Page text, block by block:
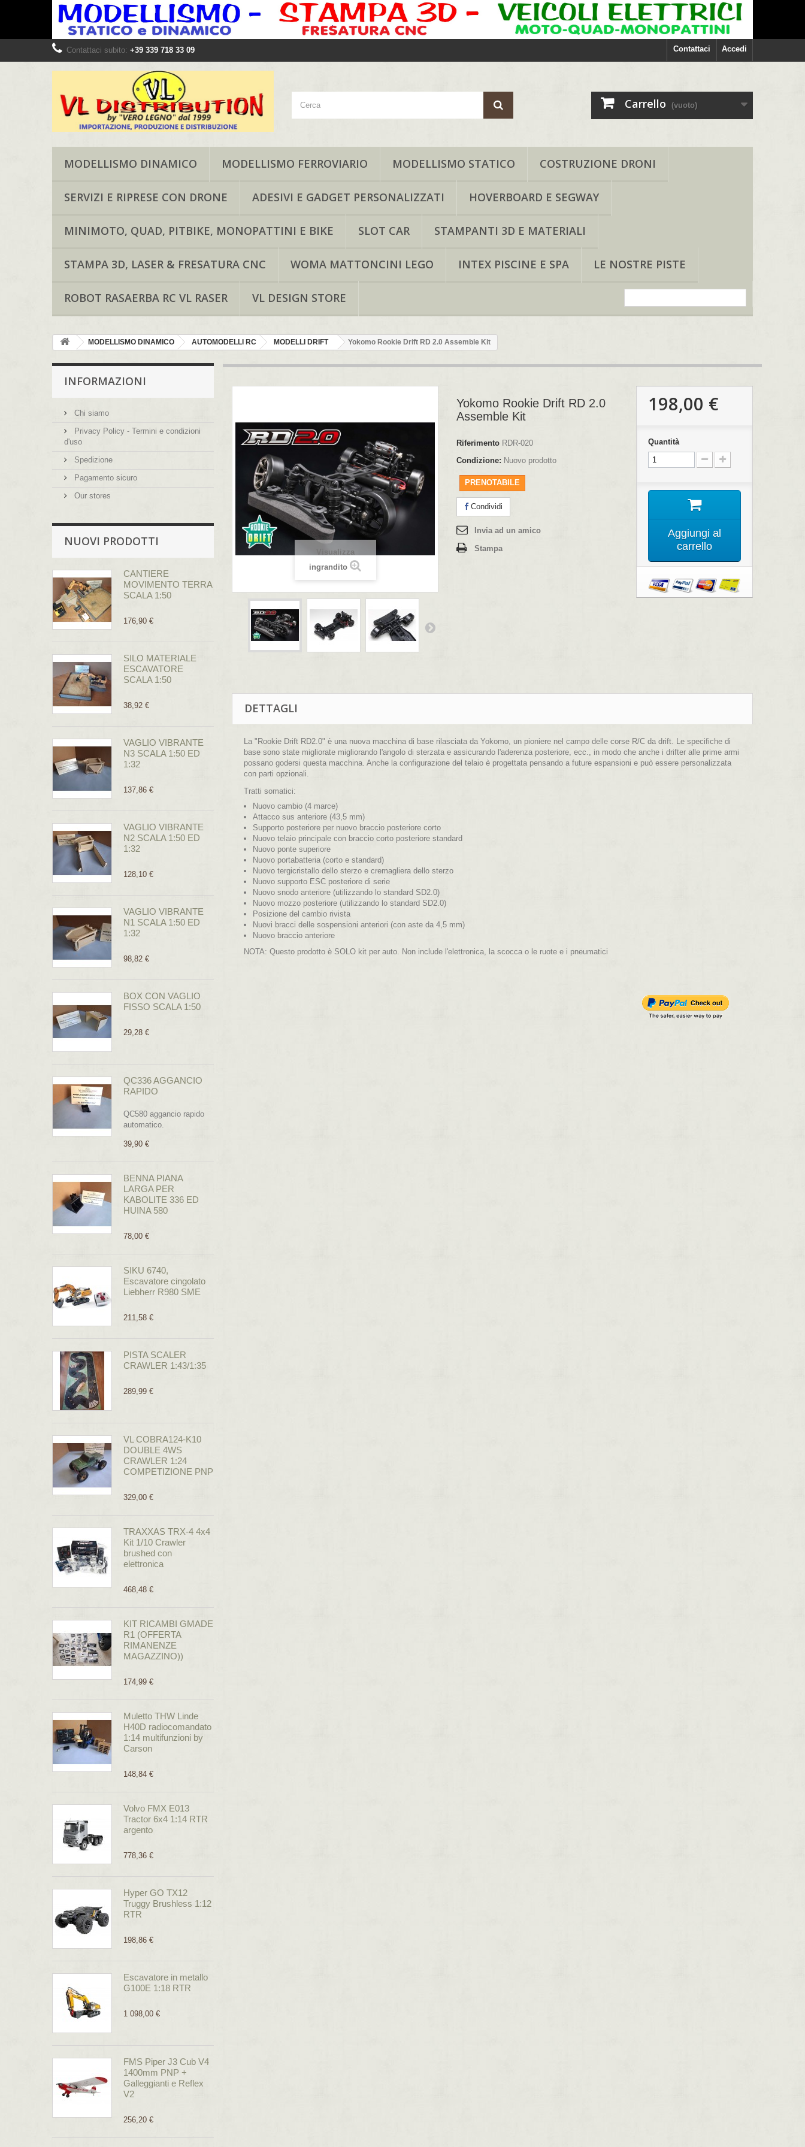
Accedi
Contattaci
Contattaci subito: +39 339 718 33 09
Carrello (vuoto)
MODELLISMO DINAMICO MODELLISMO FERROVIARIO MODELLISMO STATICO COSTRUZIONE DRONI
SERVIZI E RIPRESE CON DRONE ADESIVI E GADGET PERSONALIZZATI HOVERBOARD E SEGWAY
MINIMOTO, QUAD, PITBIKE, MONOPATTINI E BIKE SLOT CAR STAMPANTI 3D E MATERIALI
STAMPA 3D, LASER & FRESATURA CNC WOMA MATTONCINI LEGO INTEX PISCINE E SPA LE NOSTRE PISTE
ROBOT RASAERBA RC VL RASER VL DESIGN STORE
MODELLISMO DINAMICO AUTOMODELLI RC MODELLI DRIFT Yokomo Rookie Drift RD 2.0 Assemble Kit
INFORMAZIONI
Chi siamo
Privacy Policy - Termini e condizioni
d'uso
Spedizione
Pagamento sicuro
Our stores
NUOVI PRODOTTI
CANTIERE
MOVIMENTO TERRA
SCALA 1:50
176,90 €
SILO MATERIALE
ESCAVATORE
SCALA 1:50
38,92 €
VAGLIO VIBRANTE
N3 SCALA 1:50 ED
1:32
137,86 €
VAGLIO VIBRANTE
N2 SCALA 1:50 ED
1:32
128,10 €
VAGLIO VIBRANTE
N1 SCALA 1:50 ED
1:32
98,82 €
BOX CON VAGLIO
FISSO SCALA 1:50
29,28 €
QC336 AGGANCIO
RAPIDO
QC580 aggancio rapido
automatico.
39,90 €
BENNA PIANA
LARGA PER
KABOLITE 336 ED
HUINA 580
78,00 €
SIKU 6740,
Escavatore cingolato
Liebherr R980 SME
211,58 €
PISTA SCALER
CRAWLER 1:43/1:35
289,99 €
VL COBRA124-K10
DOUBLE 4WS
CRAWLER 1:24
COMPETIZIONE PNP
329,00 €
TRAXXAS TRX-4 4x4
Kit 1/10 Crawler
brushed con
elettronica
468,48 €
KIT RICAMBI GMADE
R1 (OFFERTA
RIMANENZE
MAGAZZINO))
174,99 €
Muletto THW Linde
H40D radiocomandato
1:14 multifunzioni by
Carson
148,84 €
Volvo FMX E013
Tractor 6x4 1:14 RTR
argento
778,36 €
Hyper GO TX12
Truggy Brushless 1:12
RTR
198,86 €
Escavatore in metallo
G100E 1:18 RTR
1 098,00 €
FMS Piper J3 Cub V4
1400mm PNP +
Galleggianti e Reflex
V2
256,20 €
Visualizza
ingrandito
Yokomo Rookie Drift RD 2.0
Assemble Kit
Riferimento RDR-020
Condizione: Nuovo prodotto
PRENOTABILE
Condividi
Invia ad un amico
Stampa
198,00 €
Quantità
Aggiungi al
carrello
DETTAGLI
La "Rookie Drift RD2.0" è una nuova macchina di base rilasciata da Yokomo, un pioniere nel campo delle corse R/C da drift. Le specifiche di
base sono state migliorate migliorando l'angolo di sterzata e assicurando l'aderenza posteriore, ecc., in modo che anche i drifter alle prime armi
possano godersi questa macchina. Anche la configurazione del telaio è progettata pensando a future espansioni e può essere personalizzata
con parti opzionali.
Tratti somatici:
Nuovo cambio (4 marce)
Attacco sus anteriore (43,5 mm)
Supporto posteriore per nuovo braccio posteriore corto
Nuovo telaio principale con braccio corto posteriore standard
Nuovo ponte superiore
Nuovo portabatteria (corto e standard)
Nuovo tergicristallo dello sterzo e cremagliera dello sterzo
Nuovo supporto ESC posteriore di serie
Nuovo snodo anteriore (utilizzando lo standard SD2.0)
Nuovo mozzo posteriore (utilizzando lo standard SD2.0)
Posizione del cambio rivista
Nuovi bracci delle sospensioni anteriori (con aste da 4,5 mm)
Nuovo braccio anteriore
NOTA: Questo prodotto è SOLO kit per auto. Non include l'elettronica, la scocca o le ruote e i pneumatici